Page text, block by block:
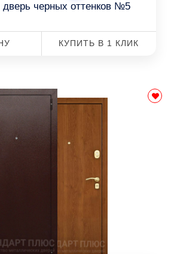
черных оттенков №5
КУПИТЬ В 1 КЛИК